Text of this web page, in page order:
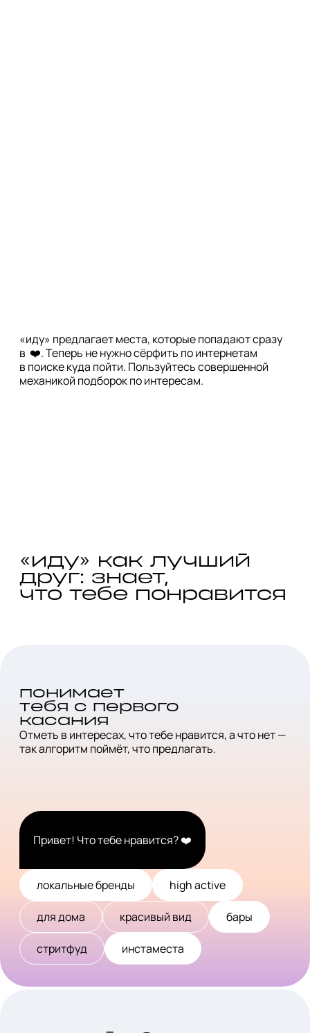
«иду» предлагает места, которые попадают сразу
в ❤️. Теперь не нужно сёрфить по интернетам
в поиске куда пойти. Пользуйтесь совершенной
механикой подборок по интересам.
«иду» как лучший
друг: знает,
что тебе понравится
понимает
тебя с первого
касания
Отметь в интересах, что тебенравится, а что нет —
так алгоритм поймёт, что предлагать.
Привет! Что тебе нравится? ❤️
локальные бренды high active
для дома красивый вид бары
стритфуд инстаместа